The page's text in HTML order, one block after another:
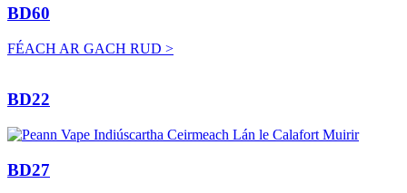
BD60
FÉACH AR GACH RUD >
BD22
BD27